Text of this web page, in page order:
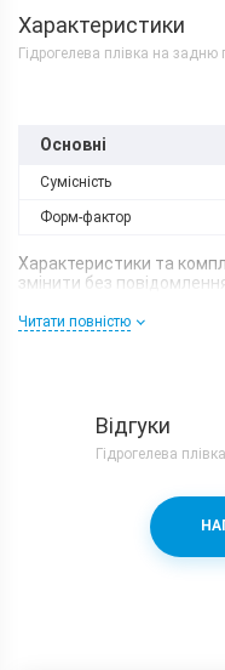
Характеристики
Гідрогелева плівка на
Основні
Сумісність
Форм-фактор
Характеристики та
змінити без
Читати повністю
Відгуки
Гідрогелева